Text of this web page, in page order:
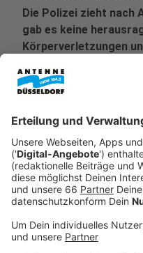
Die Polizei zieht nach
gab es keine
Körperverletzungen
Veröffentlicht:
Anzeige
Die DüsseldorferPolizei
bis tief in die Nacht im
. In ihrer Bilanz
es keine
habe. Die Beamten